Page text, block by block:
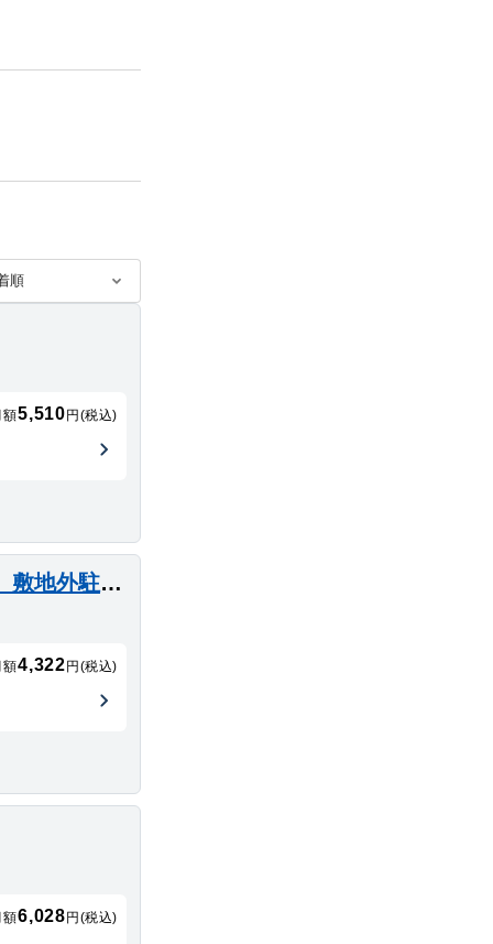
額5,510 円(税込)
クレイノシャルマン中通(57155) 敷地外駐車場
額4,322 円(税込)
額6,028 円(税込)